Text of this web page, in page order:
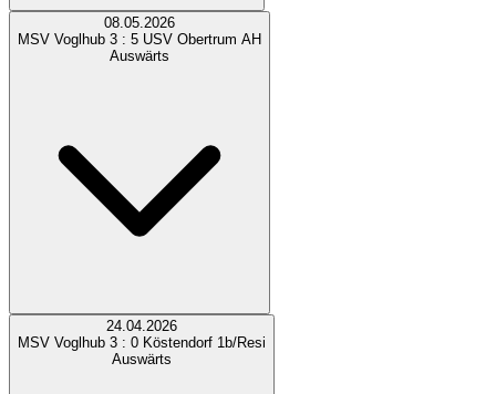
08.05.2026
MSV Voglhub 3 : 5 USV Obertrum AH
Auswärts
24.04.2026
MSV Voglhub 3 : 0 Köstendorf 1b/Resi
Auswärts